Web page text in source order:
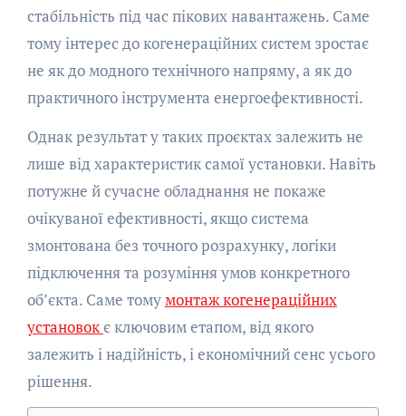
стабільність під час пікових навантажень. Саме
тому інтерес до когенераційних систем зростає
не як до модного технічного напряму, а як до
практичного інструмента енергоефективності.
Однак результат у таких проєктах залежить не
лише від характеристик самої установки. Навіть
потужне й сучасне обладнання не покаже
очікуваної ефективності, якщо система
змонтована без точного розрахунку, логіки
підключення та розуміння умов конкретного
об’єкта. Саме томумонтаж когенераційних
установокє ключовим етапом, від якого
залежить і надійність, і економічний сенс усього
рішення.